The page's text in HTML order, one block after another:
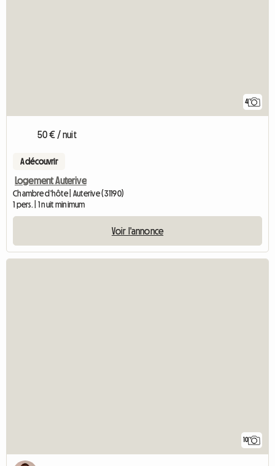
4
50 € / nuit
A découvrir
Logement Auterive
Chambre d'hôte | Auterive (31190)
1 pers. | 1 nuit minimum
Voir l'annonce
10